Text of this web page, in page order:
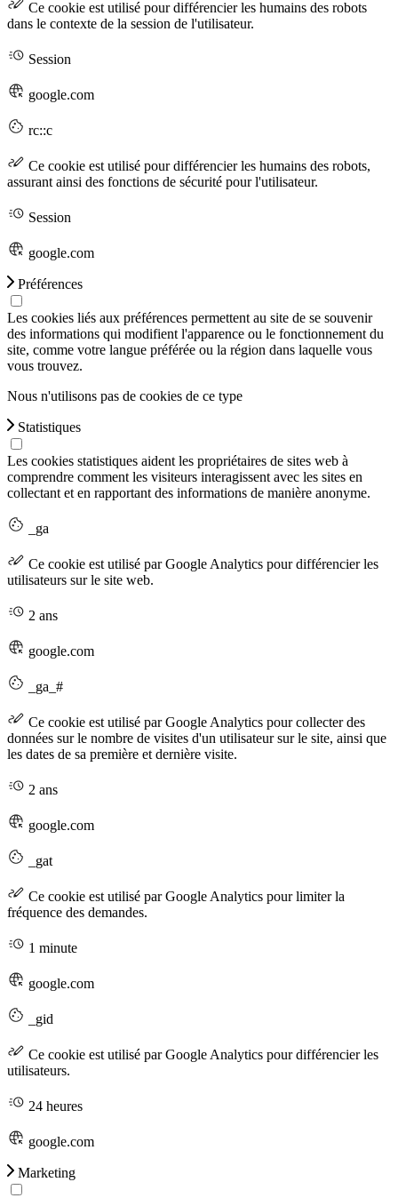
Ce cookie est utilisé pour différencier les humains des robots
dans le contexte de la session de l'utilisateur.
Session
google.com
rc::c
Ce cookie est utilisé pour différencier les humains des robots,
assurant ainsi des fonctions de sécurité pour l'utilisateur.
Session
google.com
Préférences
Les cookies liés aux préférences permettent au site de se souvenir
des informations qui modifient l'apparence ou le fonctionnement du
site, comme votre langue préférée ou la région dans laquelle vous
vous trouvez.
Nous n'utilisons pas de cookies de ce type
Statistiques
Les cookies statistiques aident les propriétaires de sites web à
comprendre comment les visiteurs interagissent avec les sites en
collectant et en rapportant des informations de manière anonyme.
_ga
Ce cookie est utilisé par Google Analytics pour différencier les
utilisateurs sur le site web.
2 ans
google.com
_ga_#
Ce cookie est utilisé par Google Analytics pour collecter des
données sur le nombre de visites d'un utilisateur sur le site, ainsi que
les dates de sa première et dernière visite.
2 ans
google.com
_gat
Ce cookie est utilisé par Google Analytics pour limiter la
fréquence des demandes.
1 minute
google.com
_gid
Ce cookie est utilisé par Google Analytics pour différencier les
utilisateurs.
24 heures
google.com
Marketing